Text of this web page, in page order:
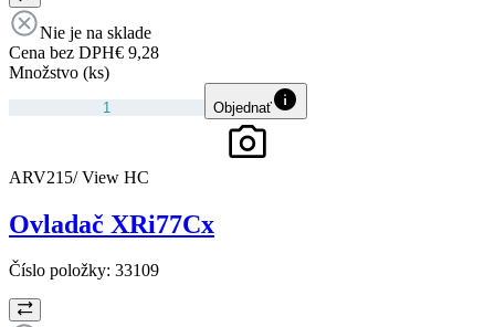
Nie je na sklade
Cena bez DPH€ 9,28
Množstvo (ks)
Objednať
ARV215/ View HC
Ovladač XRi77Cx
Číslo položky: 33109